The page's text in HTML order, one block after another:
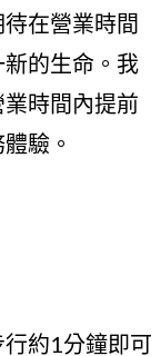
在營業時間
的生命。我
時間內提前
驗。
約1分鐘即可